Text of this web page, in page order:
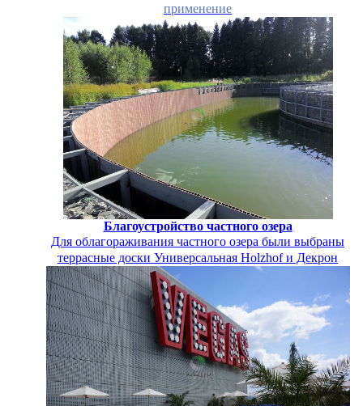
применение
Благоустройство частного озера
Для облагораживания частного озера были выбраны
террасные доски Универсальная Holzhof и Декрон